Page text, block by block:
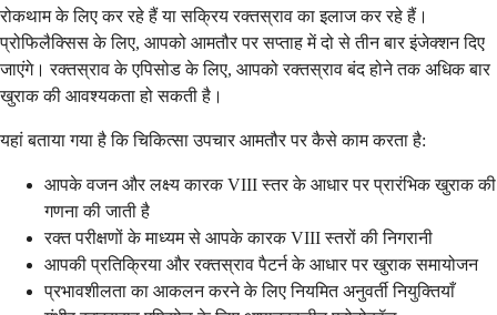
रोकथाम के लिए कर रहे हैं या सक्रिय रक्तस्राव का इलाज कर रहे हैं।
प्रोफिलैक्सिस के लिए, आपको आमतौर पर सप्ताह में दो से तीन बार इंजेक्शन दिए
जाएंगे। रक्तस्राव के एपिसोड के लिए, आपको रक्तस्राव बंद होने तक अधिक बार
खुराक की आवश्यकता हो सकती है।
यहां बताया गया है कि चिकित्सा उपचार आमतौर पर कैसे काम करता है:
आपके वजन और लक्ष्य कारक VIII स्तर के आधार पर प्रारंभिक खुराक की
गणना की जाती है
रक्त परीक्षणों के माध्यम से आपके कारक VIII स्तरों की निगरानी
आपकी प्रतिक्रिया और रक्तस्राव पैटर्न के आधार पर खुराक समायोजन
प्रभावशीलता का आकलन करने के लिए नियमित अनुवर्ती नियुक्तियाँ